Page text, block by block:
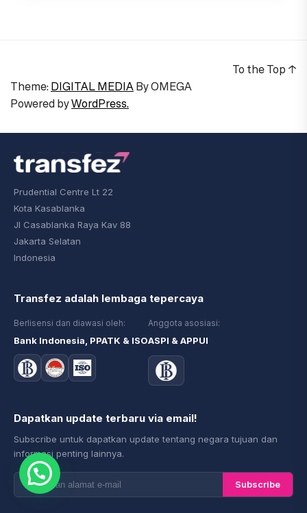
Theme: DIGITAL MEDIAByOMEGA
Powered byWordPress.
To the Top ↑
Prudential Centre Lt 22
Kota Kasablanka
Jl Casablanka Raya Kav 88
Jakarta Selatan
Indonesia
Transfez adalah lembaga tepercaya
Berlisensi dan diawasi oleh:
Bank Indonesia, PPATK & ISO
Anggota asosiasi:
ASPI & APPUI
Dapatkan update terbaru via email!
Subscribe untuk dapatkan update tentang negara tujuan dan
informasi penting lainnya.
Subscribe